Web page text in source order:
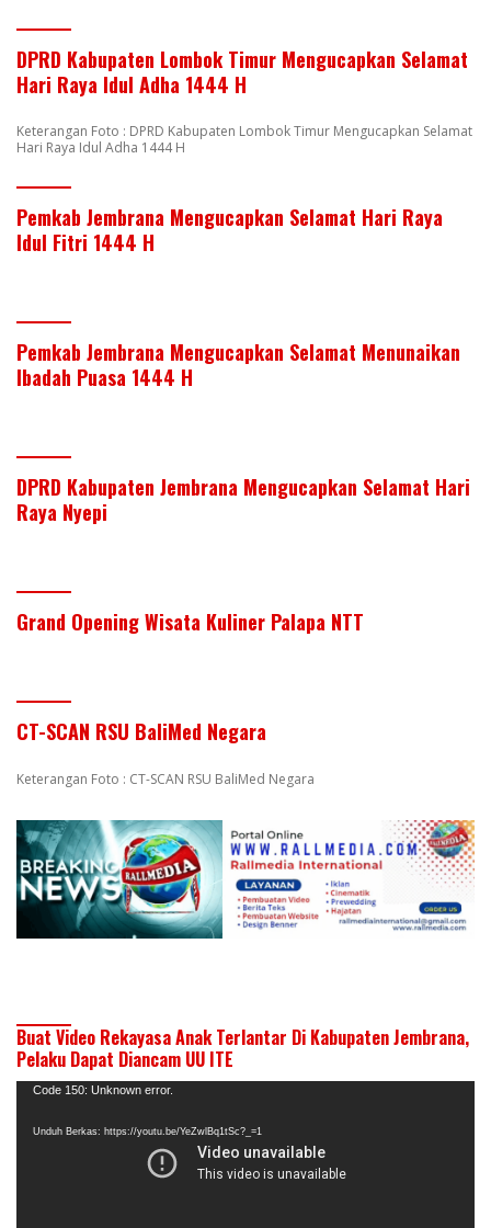
DPRD Kabupaten Lombok Timur Mengucapkan Selamat
Hari Raya Idul Adha 1444 H
Keterangan Foto : DPRD Kabupaten Lombok Timur Mengucapkan Selamat
Hari Raya Idul Adha 1444 H
Pemkab Jembrana Mengucapkan Selamat Hari Raya
Idul Fitri 1444 H
Pemkab Jembrana Mengucapkan Selamat Menunaikan
Ibadah Puasa 1444 H
DPRD Kabupaten Jembrana Mengucapkan Selamat Hari
Raya Nyepi
Grand Opening Wisata Kuliner Palapa NTT
CT-SCAN RSU BaliMed Negara
Keterangan Foto : CT-SCAN RSU BaliMed Negara
Buat Video Rekayasa Anak Terlantar Di Kabupaten Jembrana,
Pelaku Dapat Diancam UU ITE
Pemutar
Code 150: Unknown error.
Unduh Berkas: https://youtu.be/YeZwlBq1tSc?_=1